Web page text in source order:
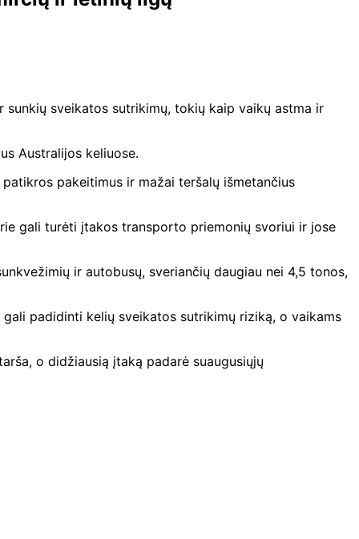
sveikatos sutrikimų, tokių kaip vaikų astma ir
Australijos keliuose.
pakeitimus ir mažai teršalų išmetančius
gali turėti įtakos transporto priemonių svoriui ir jose
ir autobusų, sveriančių daugiau nei 4,5 tonos,
padidinti kelių sveikatos sutrikimų riziką, o vaikams
o didžiausią įtaką padarė suaugusiųjų